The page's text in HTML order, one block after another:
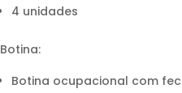
4 unidades
Botina:
Botina ocupacional com